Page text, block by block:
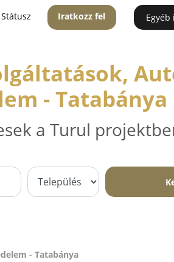
Státusz Iratkozz fel Egyéb
- Tatabánya
a Turul
- Tatabánya